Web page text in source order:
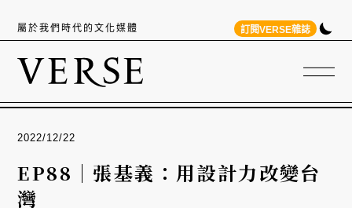
屬於我們時代的文化媒體 訂閱VERSE雜誌
2022/12/22
EP88｜張基義：用設計力改變台
灣